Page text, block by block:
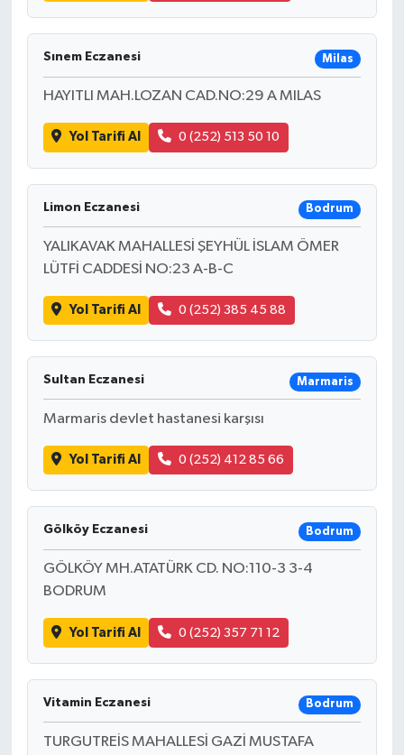
Sınem Eczanesi Milas
HAYITLI MAH.LOZAN CAD.NO:29 A MILAS
Yol Tarifi Al 0 (252) 513 50 10
Limon Eczanesi Bodrum
YALIKAVAK MAHALLESİ ŞEYHÜL İSLAM ÖMER
LÜTFİ CADDESİ NO:23 A-B-C
Yol Tarifi Al 0 (252) 385 45 88
Sultan Eczanesi Marmaris
Marmaris devlet hastanesi karşısı
Yol Tarifi Al 0 (252) 412 85 66
Gölköy Eczanesi Bodrum
GÖLKÖY MH.ATATÜRK CD. NO:110-3 3-4
BODRUM
Yol Tarifi Al 0 (252) 357 71 12
Vitamin Eczanesi Bodrum
TURGUTREİS MAHALLESİ GAZİ MUSTAFA